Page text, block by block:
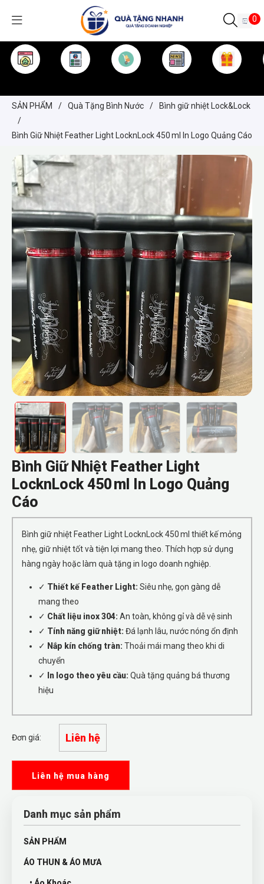
0
SẢN PHẨM / Quà Tặng Bình Nước /
Bình giữ nhiệt Lock&Lock
/
Bình Giữ Nhiệt Feather Light LocknLock 450 ml In Logo Quảng Cáo
Bình Giữ Nhiệt Feather Light
LocknLock 450 ml In Logo Quảng
Cáo
Bình giữ nhiệt Feather Light LocknLock 450 ml thiết kế mỏng
nhẹ, giữ nhiệt tốt và tiện lợi mang theo. Thích hợp sử dụng
hàng ngày hoặc làm quà tặng in logo doanh nghiệp.
✓ Thiết kế Feather Light: Siêu nhẹ, gọn gàng dễ
mang theo
✓ Chất liệu inox 304: An toàn, không gỉ và dễ vệ sinh
✓ Tính năng giữ nhiệt: Đá lạnh lâu, nước nóng ổn định
✓ Nắp kín chống tràn: Thoải mái mang theo khi di
chuyển
✓ In logo theo yêu cầu: Quà tặng quảng bá thương
hiệu
Đơn giá: Liên hệ
Liên hệ mua hàng
Danh mục sản phẩm
SẢN PHẨM
ÁO THUN & ÁO MƯA